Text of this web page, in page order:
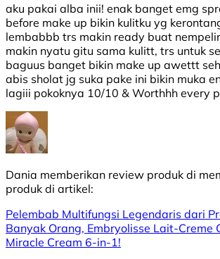
aku pakai alba inii! enak banget emg
before make up bikin kulitku yg
lembabbb trs makin ready buat
makin nyatu gitu sama kulitt, trs untuk
baguus banget bikin make up awettt
abis sholat jg suka pake ini bikin muka
lagiii pokoknya 10/10 & Worthhh every
Dania memberikan review produk di
produk di artikel:
Pelembab Multifungsi Legendaris dari
Banyak Orang, Embryolisse Lait-Creme
Miracle Cream 6-in-1!